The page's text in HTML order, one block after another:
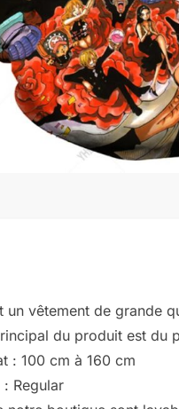
un vêtement de grande
du produit est du
: 100 cm à 160 cm
Regular